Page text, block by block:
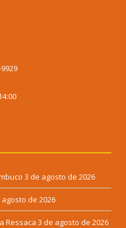
3 de agosto de 2026
agosto de 2026
Ressaca 3 de agosto de 2026